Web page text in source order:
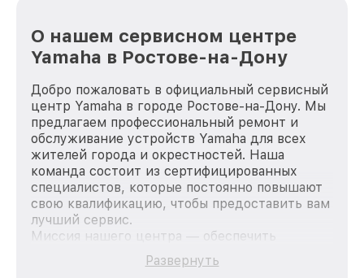
О нашем сервисном центре
Yamaha в Ростове-на-Дону
Добро пожаловать в официальный сервисный
центр Yamaha в городе Ростове-на-Дону. Мы
предлагаем профессиональный ремонт и
обслуживание устройств Yamaha для всех
жителей города и окрестностей. Наша
команда состоит из сертифицированных
специалистов, которые постоянно повышают
свою квалификацию, чтобы предоставить вам
лучший сервис.
Миссия нашего центра — обеспечить
качественный и доступный ремонт для
каждого пользователя продукции Yamaha, вне
Развернуть